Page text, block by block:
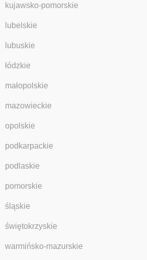
kujawsko-pomorskie
lubelskie
lubuskie
łódzkie
małopolskie
mazowieckie
opolskie
podkarpackie
podlaskie
pomorskie
śląskie
świętokrzyskie
warmińsko-mazurskie